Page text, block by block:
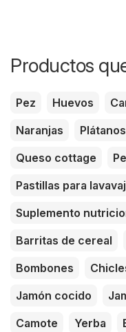
Productos
Pez Huevos
Naranjas
Plátanos
Queso cottage
Pastillas para
Suplemento
Barritas de cereal
Bombones
Jamón cocido
Camote
Yerba